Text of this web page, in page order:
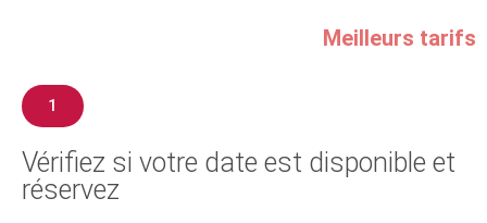
Meilleurs tarifs
1
Vérifiez si votre date est disponible et
réservez​